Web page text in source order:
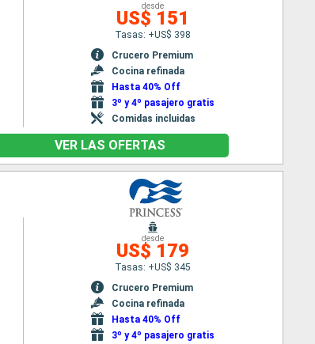
desde
US$ 151
Tasas: +US$ 398
Crucero Premium
Cocina refinada
Hasta 40% Off
3º y 4º pasajero gratis
Comidas incluidas
VER LAS OFERTAS
desde
US$ 179
Tasas: +US$ 345
Crucero Premium
Cocina refinada
Hasta 40% Off
3º y 4º pasajero gratis